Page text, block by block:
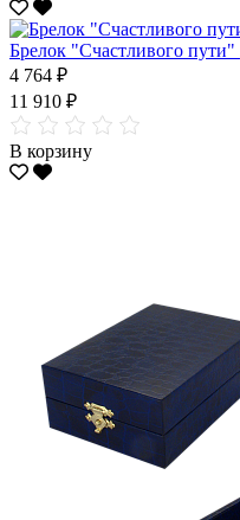
Брелок "Счастливого пути"
4 764 ₽
11 910 ₽
В корзину